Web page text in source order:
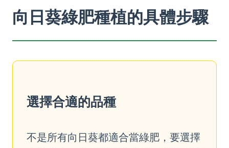
向日葵綠肥種植的具體步驟
選擇合適的品種
不是所有向日葵都適合當綠肥，要選擇